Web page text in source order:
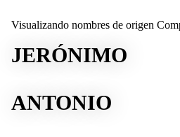
Visualizando nombres de origen
JERÓNIMO
ANTONIO